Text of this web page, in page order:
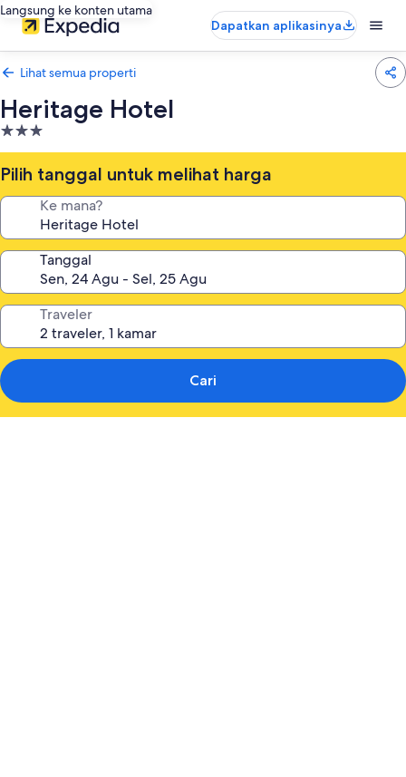
Langsung ke konten utama
Dapatkan aplikasinya
Lihat semua properti
Heritage Hotel
Properti
bintang
3.0
Pilih tanggal untuk melihat harga
Ke mana?
Tanggal
Traveler
Cari